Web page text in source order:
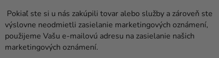
Pokiaľ ste si u nás zakúpili tovar alebo služby a zároveň ste
výslovne neodmietli zasielanie marketingových oznámení,
použijeme Vašu e-mailovú adresu na zasielanie našich
marketingových oznámení.